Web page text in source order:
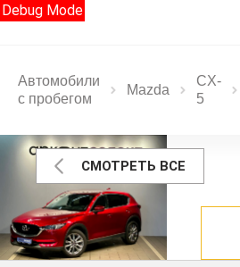
Debug Mode
Автомобили
с пробегом
Mazda
CX-
5
СМОТРЕТЬ ВСЕ